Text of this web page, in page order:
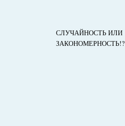
СЛУЧАЙНОСТЬ ИЛИ
ЗАКОНОМЕРНОСТЬ!?